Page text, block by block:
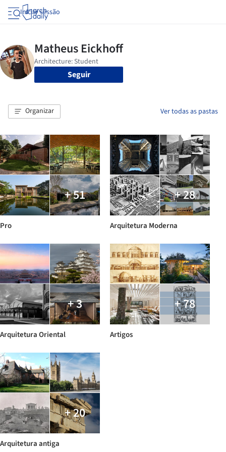
Iniciar sessão
Seguir
Organizar Ver todas as pastas
+ 51
Pro
+ 28
Arquitetura Moderna
+ 3
Arquitetura Oriental
+ 78
Artigos
+ 20
Arquitetura antiga